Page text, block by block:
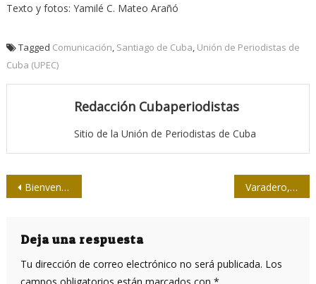
Texto y fotos: Yamilé C. Mateo Arañó
Tagged Comunicación, Santiago de Cuba, Unión de Periodistas de
Cuba (UPEC)
Redacción Cubaperiodistas
Sitio de la Unión de Periodistas de Cuba
Navegación
entradas
Bienvenidos los lexicones cubanos Varadero, Varadero, ahora y siempre…
Deja una respuesta
Tu dirección de correo electrónico no será publicada. Los